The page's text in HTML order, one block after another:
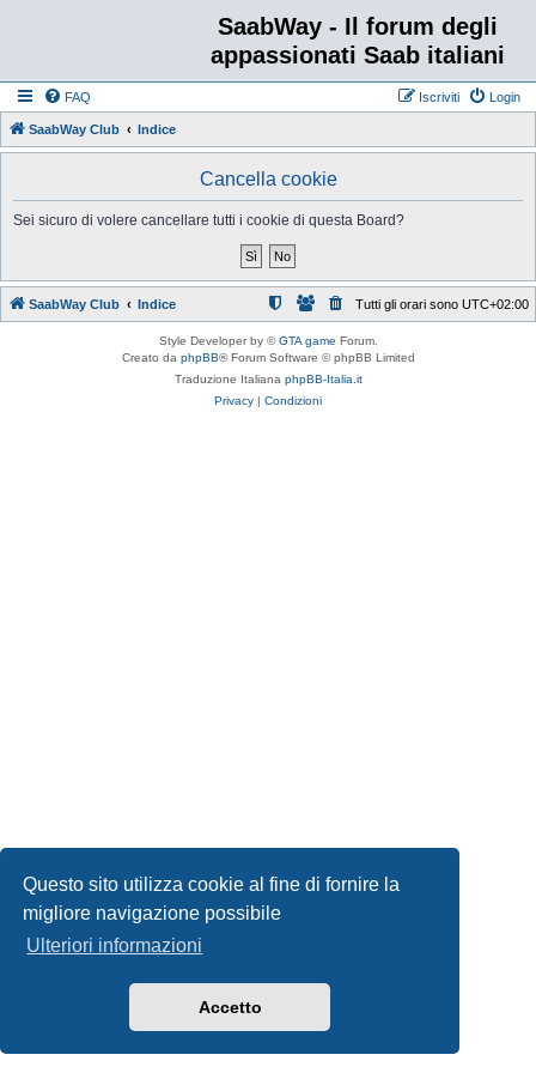
Questo sito utilizza cookie al fine di fornire la
migliore navigazione possibile
Ulteriori informazioni
Accetto
SaabWay - Il forum degli
appassionati Saab italiani
FAQ Login
Iscriviti
SaabWay Club Indice
Cancella cookie
Sei sicuro di volere cancellare tutti i cookie di questa Board?
SaabWay Club Indice Tutti gli orari sono UTC+02:00
Style Developer by ©GTA game Forum.
Creato da phpBB® Forum Software © phpBB Limited
Traduzione Italiana phpBB-Italia.it
Privacy | Condizioni